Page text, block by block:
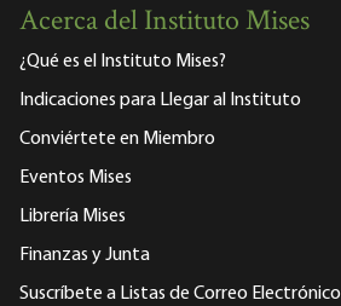
Acerca del Instituto Mises
¿Qué es el Instituto Mises?
Indicaciones para Llegar al Instituto
Conviértete en Miembro
Eventos Mises
Librería Mises
Finanzas y Junta
Suscríbete a Listas de Correo Electrónico